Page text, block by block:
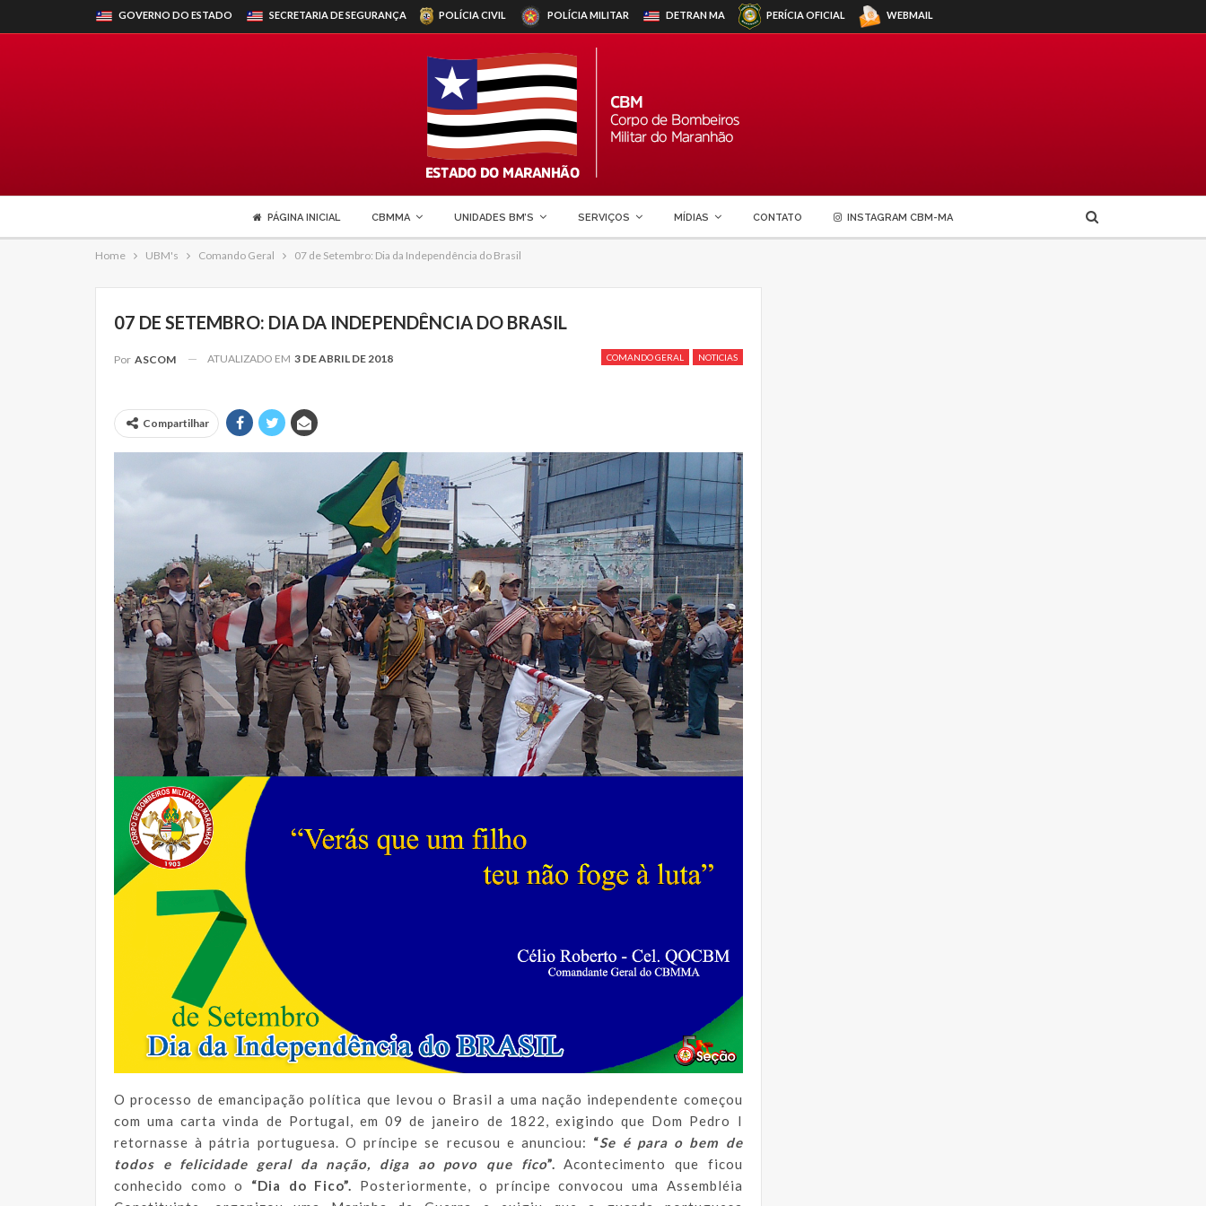
GOVERNO DO ESTADO SECRETARIA DE SEGURANÇA POLÍCIA CIVIL POLÍCIA MILITAR DETRANMA PERÍCIA OFICIAL WEBMAIL
PÁGINA INICIAL CBMMA UNIDADES BM’S SERVIÇOS MÍDIAS CONTATO INSTAGRAM CBM-MA
Home UBM's Comando Geral 07 de Setembro: Dia da Independência do Brasil
07 DE SETEMBRO: DIA DA INDEPENDÊNCIA DO BRASIL
COMANDO GERAL NOTICIAS
Por ASCOM ATUALIZADO EM 3 DE ABRIL DE 2018
Compartilhar
O processo de emancipação política que levou o Brasil a uma nação independente começou
com uma carta vinda de Portugal, em 09 de janeiro de 1822, exigindo que Dom Pedro I
retornasse à pátria portuguesa. O príncipe se recusou e anunciou: “Se é para o bem de
todos e felicidade geral da nação, diga ao povo que fico”. Acontecimento que ficou
conhecido como o “Dia do Fico”. Posteriormente, o príncipe convocou uma Assembléia